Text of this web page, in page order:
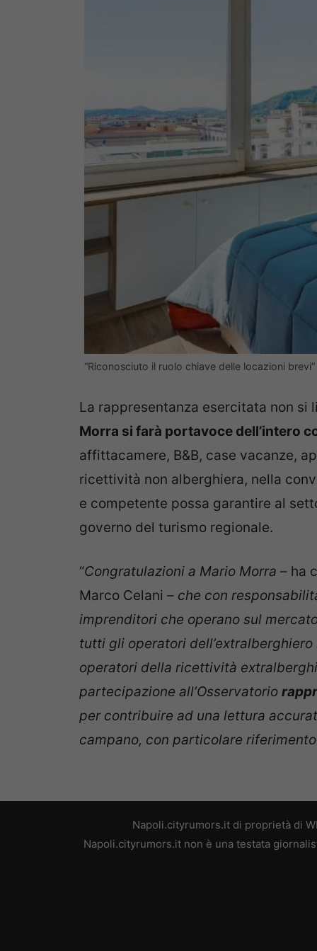
“Riconosciuto il ruolo chiave delle locazioni
La rappresentanza esercitata non
Morra si farà portavoce dell’intero
affittacamere, B&B, case vacanze,
ricettività non alberghiera, nella
e competente possa garantire al
governo del turismo regionale.
“Congratulazioni a Mario Morra – ha
Marco Celani – che con
imprenditori che operano sul
tutti gli operatori
operatori della ricettività
partecipazione all’Osservatorio
per contribuire ad una lettura
campano, con particolare
Napoli.cityrumors.it di proprietà di
Napoli.cityrumors.it non è una testata